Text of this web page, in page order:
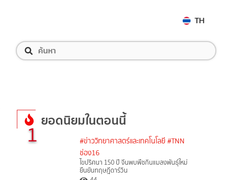
TH
ยอดนิยมในตอนนี้
1 #ข่าววิทยาศาสตร์และเทคโนโลยี #TNN
ช่อง16
ไขปริศนา 150 ปี จีนพบพืชกินแมลงพันธุ์ใหม่
ยืนยันทฤษฎีดาร์วิน